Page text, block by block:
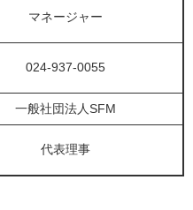
マネージャー
024-937-0055
一般社団法人SFM
代表理事